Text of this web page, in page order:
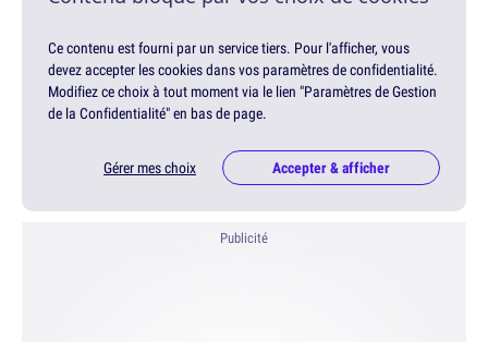
Ce contenu est fourni par un service tiers. Pour l'afficher, vous
devez accepter les cookies dans vos paramètres de confidentialité.
Modifiez ce choix à tout moment via le lien "Paramètres de Gestion
de la Confidentialité" en bas de page.
Gérer mes choix Accepter & afficher
Publicité